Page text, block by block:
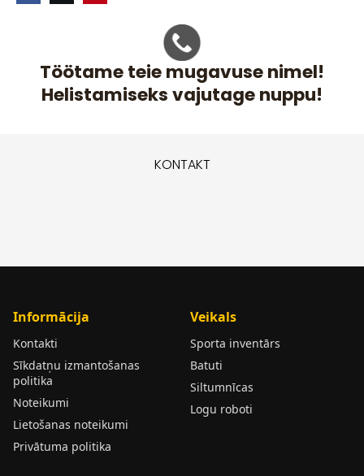
Töötame teie mugavuse nimel!
Helistamiseks vajutage nuppu!
KONTAKT
Informācija
Kontakti
Sīkdatņu izmantošanas
politika
Noteikumi
Lietošanas noteikumi
Privātuma politika
Veikals
Sporta inventārs
Batuti
Siltumnīcas
Logu roboti